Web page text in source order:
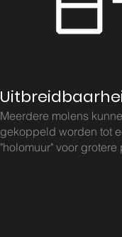
Meerdere molens
gekoppeld worden tot
"holomuur" voor grotere